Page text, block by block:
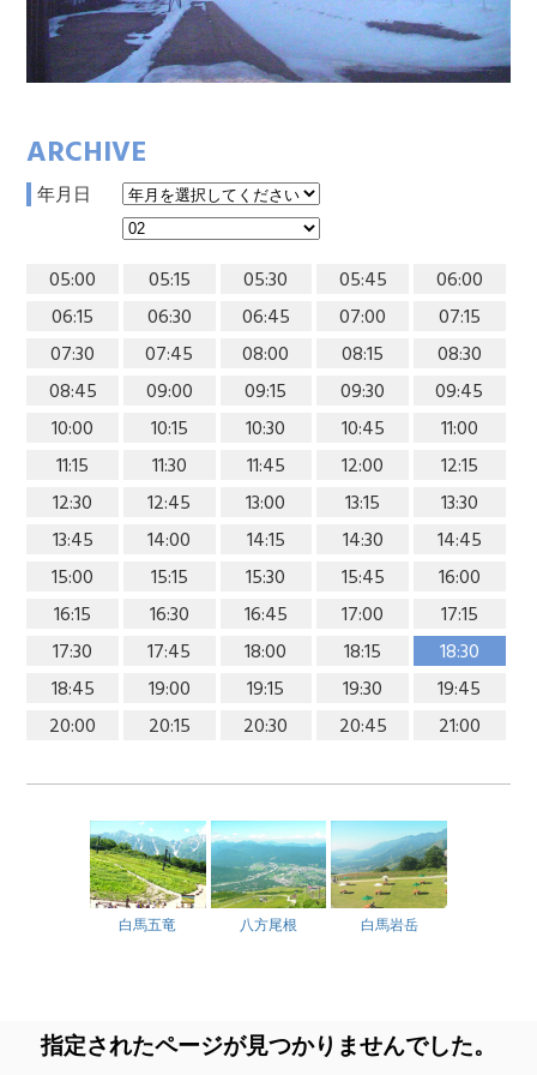
ARCHIVE
年月日
05:00 05:15 05:30 05:45
06:00
06:15
06:30 06:45 07:00
07:15
07:30
07:45 08:00 08:15
08:30
08:45
09:00 09:15 09:30
09:45
10:00
10:15 10:30 10:45
11:00
11:15
11:30 11:45 12:00
12:15
12:30
12:45 13:00 13:15
13:30
13:45
14:00 14:15 14:30
14:45
15:00
15:15 15:30 15:45
16:00
16:15
16:30 16:45 17:00
17:15
17:30
17:45 18:00 18:15
18:30
18:45
19:00 19:15 19:30
19:45
20:00
20:15 20:30 20:45 21:00
白馬五竜 八方尾根 白馬岩岳